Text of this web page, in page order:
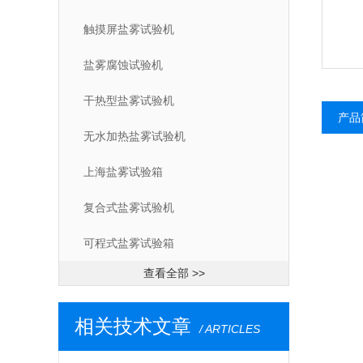
触摸屏盐雾试验机
盐雾腐蚀试验机
干热型盐雾试验机
无水加热盐雾试验机
上海盐雾试验箱
复合式盐雾试验机
可程式盐雾试验箱
查看全部 >>
相关技术文章 / ARTICLES
产